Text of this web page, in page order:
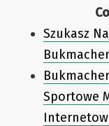
Szukasz
Sportowe